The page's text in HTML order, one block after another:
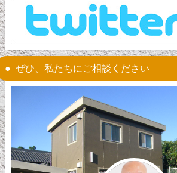
ぜひ、私たちにご相談ください